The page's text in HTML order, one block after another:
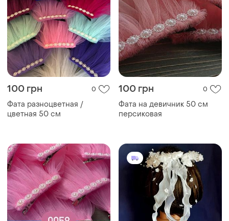
100 грн 0
Фата разноцветная /
цветная 50 см
100 грн 0
Фата на девичник 50 см
персиковая